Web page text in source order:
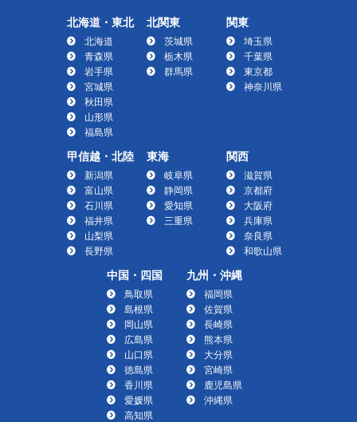
北海道・東北
北海道
青森県
岩手県
宮城県
秋田県
山形県
福島県
北関東
茨城県
栃木県
群馬県
関東
埼玉県
千葉県
東京都
神奈川県
甲信越・北陸
新潟県
富山県
石川県
福井県
山梨県
長野県
東海
岐阜県
静岡県
愛知県
三重県
関西
滋賀県
京都府
大阪府
兵庫県
奈良県
和歌山県
中国・四国
鳥取県
島根県
岡山県
広島県
山口県
徳島県
香川県
愛媛県
高知県
九州・沖縄
福岡県
佐賀県
長崎県
熊本県
大分県
宮崎県
鹿児島県
沖縄県